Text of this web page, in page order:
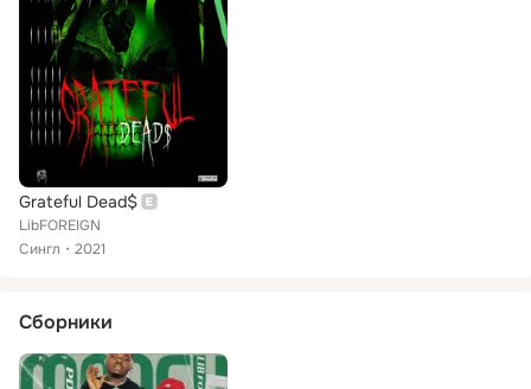
Grateful Dead$
LibFOREIGN
Сингл
2021
Сборники